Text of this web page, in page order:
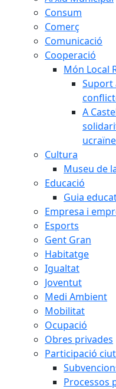
Consum
Comerç
Comunicació
Cooperació
Món Local
Suport
A
Cultura
Museu de
Educació
Guia
Empresa i
Esports
Gent Gran
Habitatge
Igualtat
Joventut
Medi Ambient
Mobilitat
Ocupació
Obres privades
Participació
Processos